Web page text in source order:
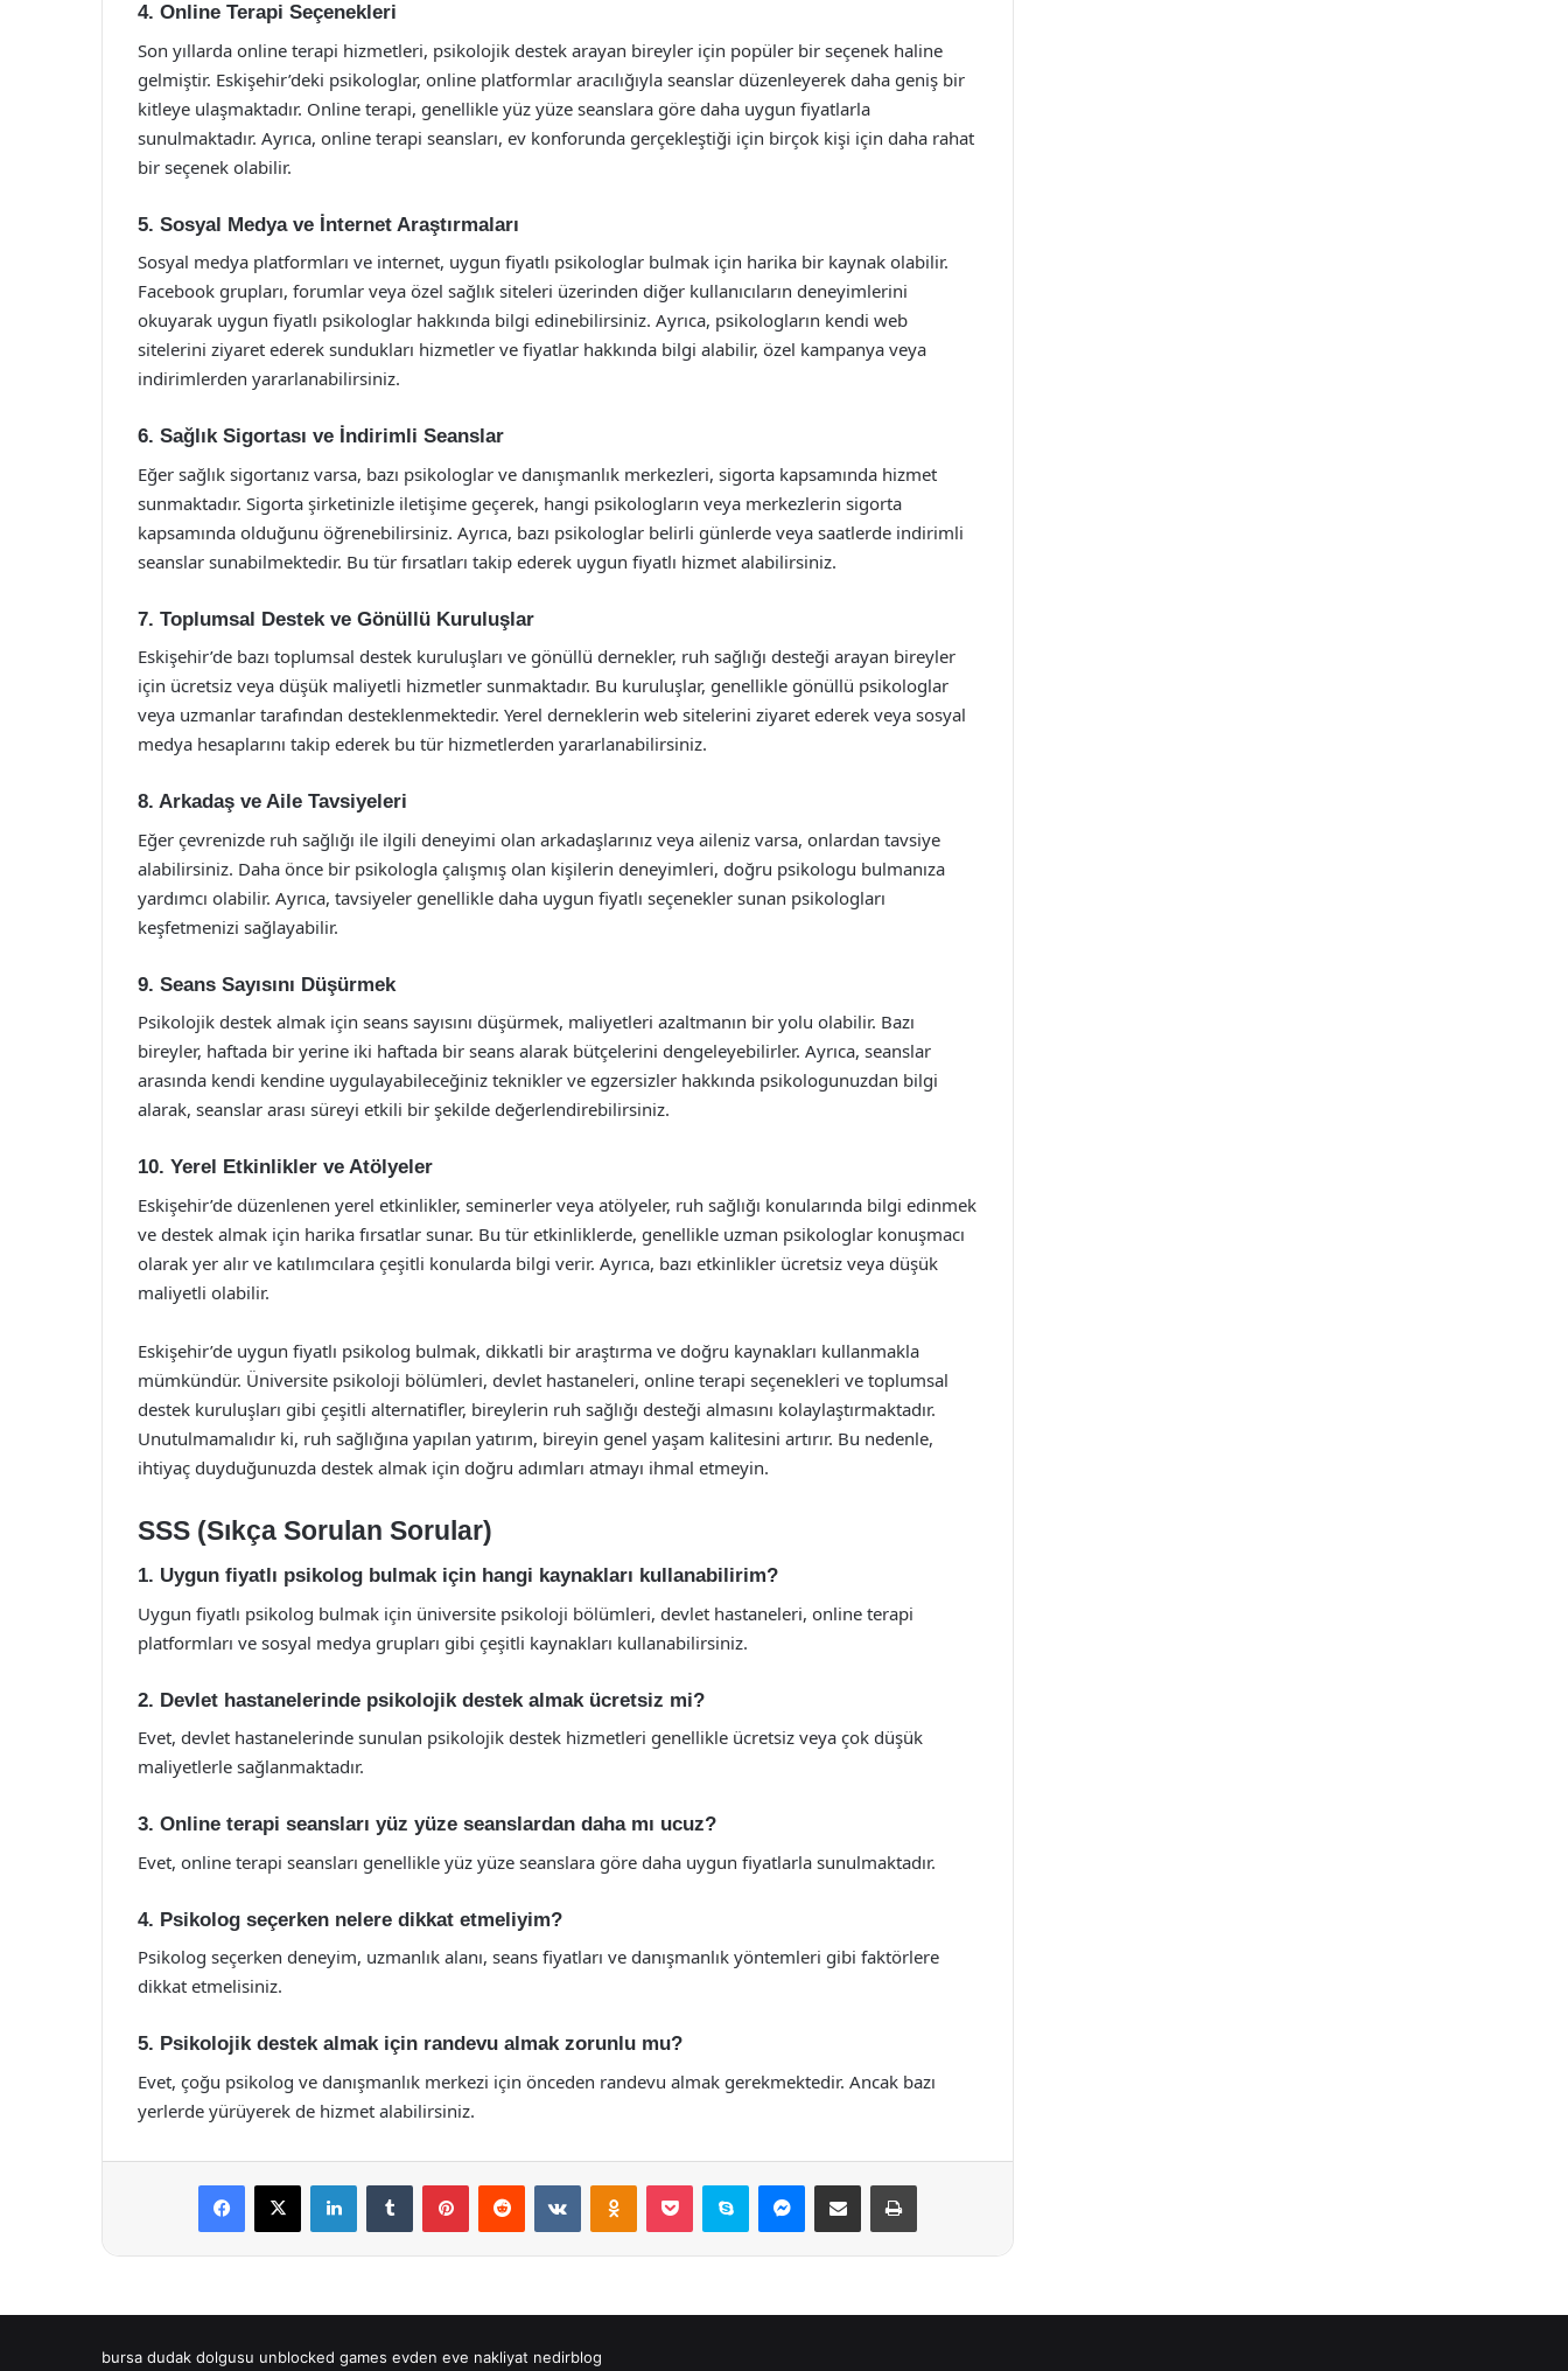
4. Online Terapi Seçenekleri
Son yıllarda online terapi hizmetleri, psikolojik destek arayan bireyler için popüler bir seçenek haline
gelmiştir. Eskişehir’deki psikologlar, online platformlar aracılığıyla seanslar düzenleyerek daha geniş bir
kitleye ulaşmaktadır. Online terapi, genellikle yüz yüze seanslara göre daha uygun fiyatlarla
sunulmaktadır. Ayrıca, online terapi seansları, ev konforunda gerçekleştiği için birçok kişi için daha rahat
bir seçenek olabilir.
5. Sosyal Medya ve İnternet Araştırmaları
Sosyal medya platformları ve internet, uygun fiyatlı psikologlar bulmak için harika bir kaynak olabilir.
Facebook grupları, forumlar veya özel sağlık siteleri üzerinden diğer kullanıcıların deneyimlerini
okuyarak uygun fiyatlı psikologlar hakkında bilgi edinebilirsiniz. Ayrıca, psikologların kendi web
sitelerini ziyaret ederek sundukları hizmetler ve fiyatlar hakkında bilgi alabilir, özel kampanya veya
indirimlerden yararlanabilirsiniz.
6. Sağlık Sigortası ve İndirimli Seanslar
Eğer sağlık sigortanız varsa, bazı psikologlar ve danışmanlık merkezleri, sigorta kapsamında hizmet
sunmaktadır. Sigorta şirketinizle iletişime geçerek, hangi psikologların veya merkezlerin sigorta
kapsamında olduğunu öğrenebilirsiniz. Ayrıca, bazı psikologlar belirli günlerde veya saatlerde indirimli
seanslar sunabilmektedir. Bu tür fırsatları takip ederek uygun fiyatlı hizmet alabilirsiniz.
7. Toplumsal Destek ve Gönüllü Kuruluşlar
Eskişehir’de bazı toplumsal destek kuruluşları ve gönüllü dernekler, ruh sağlığı desteği arayan bireyler
için ücretsiz veya düşük maliyetli hizmetler sunmaktadır. Bu kuruluşlar, genellikle gönüllü psikologlar
veya uzmanlar tarafından desteklenmektedir. Yerel derneklerin web sitelerini ziyaret ederek veya sosyal
medya hesaplarını takip ederek bu tür hizmetlerden yararlanabilirsiniz.
8. Arkadaş ve Aile Tavsiyeleri
Eğer çevrenizde ruh sağlığı ile ilgili deneyimi olan arkadaşlarınız veya aileniz varsa, onlardan tavsiye
alabilirsiniz. Daha önce bir psikologla çalışmış olan kişilerin deneyimleri, doğru psikologu bulmanıza
yardımcı olabilir. Ayrıca, tavsiyeler genellikle daha uygun fiyatlı seçenekler sunan psikologları
keşfetmenizi sağlayabilir.
9. Seans Sayısını Düşürmek
Psikolojik destek almak için seans sayısını düşürmek, maliyetleri azaltmanın bir yolu olabilir. Bazı
bireyler, haftada bir yerine iki haftada bir seans alarak bütçelerini dengeleyebilirler. Ayrıca, seanslar
arasında kendi kendine uygulayabileceğiniz teknikler ve egzersizler hakkında psikologunuzdan bilgi
alarak, seanslar arası süreyi etkili bir şekilde değerlendirebilirsiniz.
10. Yerel Etkinlikler ve Atölyeler
Eskişehir’de düzenlenen yerel etkinlikler, seminerler veya atölyeler, ruh sağlığı konularında bilgi edinmek
ve destek almak için harika fırsatlar sunar. Bu tür etkinliklerde, genellikle uzman psikologlar konuşmacı
olarak yer alır ve katılımcılara çeşitli konularda bilgi verir. Ayrıca, bazı etkinlikler ücretsiz veya düşük
maliyetli olabilir.
Eskişehir’de uygun fiyatlı psikolog bulmak, dikkatli bir araştırma ve doğru kaynakları kullanmakla
mümkündür. Üniversite psikoloji bölümleri, devlet hastaneleri, online terapi seçenekleri ve toplumsal
destek kuruluşları gibi çeşitli alternatifler, bireylerin ruh sağlığı desteği almasını kolaylaştırmaktadır.
Unutulmamalıdır ki, ruh sağlığına yapılan yatırım, bireyin genel yaşam kalitesini artırır. Bu nedenle,
ihtiyaç duyduğunuzda destek almak için doğru adımları atmayı ihmal etmeyin.
SSS (Sıkça Sorulan Sorular)
1. Uygun fiyatlı psikolog bulmak için hangi kaynakları kullanabilirim?
Uygun fiyatlı psikolog bulmak için üniversite psikoloji bölümleri, devlet hastaneleri, online terapi
platformları ve sosyal medya grupları gibi çeşitli kaynakları kullanabilirsiniz.
2. Devlet hastanelerinde psikolojik destek almak ücretsiz mi?
Evet, devlet hastanelerinde sunulan psikolojik destek hizmetleri genellikle ücretsiz veya çok düşük
maliyetlerle sağlanmaktadır.
3. Online terapi seansları yüz yüze seanslardan daha mı ucuz?
Evet, online terapi seansları genellikle yüz yüze seanslara göre daha uygun fiyatlarla sunulmaktadır.
4. Psikolog seçerken nelere dikkat etmeliyim?
Psikolog seçerken deneyim, uzmanlık alanı, seans fiyatları ve danışmanlık yöntemleri gibi faktörlere
dikkat etmelisiniz.
5. Psikolojik destek almak için randevu almak zorunlu mu?
Evet, çoğu psikolog ve danışmanlık merkezi için önceden randevu almak gerekmektedir. Ancak bazı
yerlerde yürüyerek de hizmet alabilirsiniz.
Facebook
X LinkedInTumblr PinterestReddit VKontakteOdnoklassniki
Pocket Skype Messenger
E-Posta ile paylaş Yazdır
bursa dudak dolgusu unblocked games evden eve nakliyat nedirblog